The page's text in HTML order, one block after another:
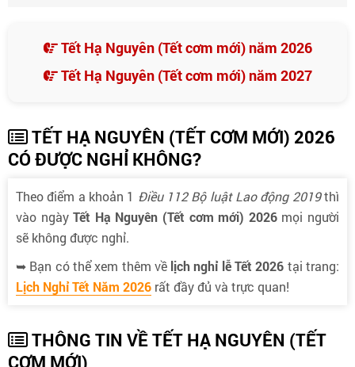
Tết Hạ Nguyên (Tết cơm mới) năm 2026
Tết Hạ Nguyên (Tết cơm mới) năm 2027
TẾT HẠ NGUYÊN (TẾT CƠM MỚI) 2026
CÓ ĐƯỢC NGHỈ KHÔNG?
Theo điểm a khoản 1 Điều 112 Bộ luật Lao động 2019thì
vào ngàyTết Hạ Nguyên (Tết cơm mới) 2026mọi người
sẽ không được nghỉ.
➥ Bạn có thể xem thêm về lịch nghỉ lễ Tết 2026 tại trang:
Lịch Nghỉ Tết Năm 2026 rất đầy đủ và trực quan!
THÔNG TIN VỀ TẾT HẠ NGUYÊN (TẾT
CƠM MỚI)